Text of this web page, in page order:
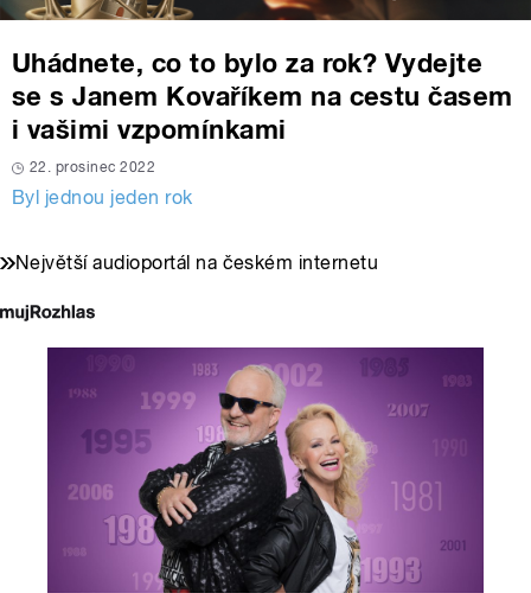
Uhádnete, co to bylo za rok? Vydejte
se s Janem Kovaříkem na cestu časem
i vašimi vzpomínkami
22. prosinec 2022
Byl jednou jeden rok
Největší audioportál na českém internetu